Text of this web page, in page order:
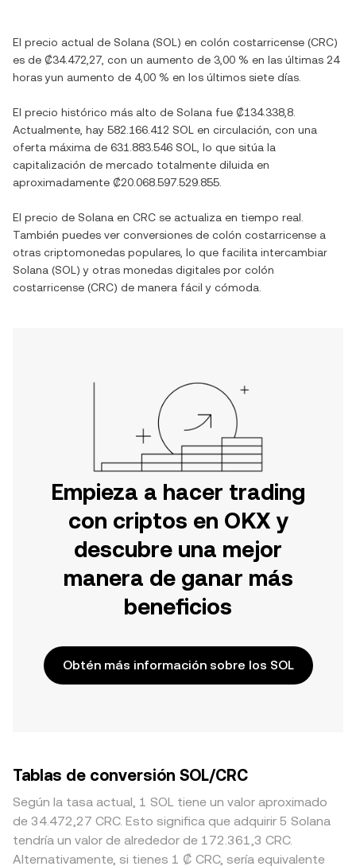
El precio actual de Solana (SOL ) en colón costarricense (CRC)
es de ₡34.472,27 , con un aumento de 3,00 % en las últimas 24
horas yun aumento de 4,00 % en los últimos siete días.
El precio histórico más alto de Solana fue ₡134.338,8
Actualmente, hay 582.166.412 SOL en circulación, con una
oferta máxima de 631.883.546 SOL
, lo que sitúa la
capitalización de mercado totalmente diluida en
aproximadamente ₡20.068.597.529.855
El precio de Solana en CRC se actualiza en tiempo real.
También puedes ver conversiones de colón costarricense a
otras criptomonedas populares, lo que facilita intercambiar
Solana (SOL ) y otras monedas digitales por colón
costarricense (CRC) de manera fácil y cómoda.
Empieza a hacer trading
con criptos en OKX y
descubre una mejor
manera de ganar más
beneficios
Obtén más información sobre los SOL
Tablas de conversión SOL/CRC
Según la tasa actual, 1 SOL tiene un valor aproximado
de 34.472,27 CRC. Esto significa que adquirir 5 Solana
tendría un valor de alrededor de 172.361,3 CRC.
Alternativamente, si tienes 1 ₡ CRC, sería equivalente